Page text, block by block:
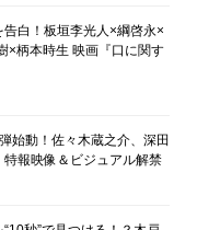
白！板垣李光人×綱啓永×
×柄本時生 映画『口に関す
始動！佐々木蔵之介、深田
報映像＆ビジュアル解禁